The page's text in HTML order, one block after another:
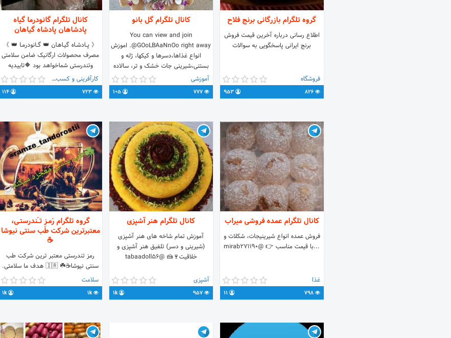
گروه تلگرام بازرگانی برنج فلاح
اطلاع رسانی درباره آخرین قیمت فروش
برنج ایرانی پاسخگویی به سوالات
فروشگاه
826
953
کانال تلگرام گل بانو
You can view and join
@GOoLBAaNnOo right away. اموزش
انواع غذاها،دسرها و کیکها، ژله و
بستنی،شیرینی جات خشک و تر، سالاده
همراه با تزئینات و اموزش انواع ترفندهای
اشپزی
آموزشی
777
105
کانال تلگرام گانودرما گیاه
پادشاهان پادشاه گیاهان
《 پـــادشــاه گیــاهـان 👑 گـــانودرمــا‌‌ 👑 》
مصرف محصولات ارگانیک ضامن سلامتی
وتندرستی شماخواهد بود 🔶️تاییدیه
سازمان غذا و دارو کشور 🔷تاییدیه
انجمن پسوریازیس 🔶تاییدیه انجمن
دیابت کشور جهت سفارش به کانال
کارآفرینی و کسب و کار
723
114
کانال تلگرام عمده فروشی میراب
فروش عمده انواع شیرینیجات، شکلات و
...با قیمت مناسب 👉 @mirab271190
غذا
798
کانال تلگرام هنر آشپزی
آموزش تمام شاخه های هنر آشپزی
(شیرینی و دسر) تلفیق هنر آشپزی و
خلاقیت🍷🍰 @tabaadoll56
آشپزی
957
1k
گروه تلگرام رَمـزِ تــَندرستـی،
معتبرترین شرکت طب سنتی نیوشا
☕
رمز تندرستی معتبر ترین شرکت طب
سنتی نیوشا☕☘️ 🇮🇷 هدف ما سلامتی.
زیبایی و اندام مناسب💪🏻😍 دارای مجوز
از سوی🔻 سازمان غذا ودارو🏆سازمان
ملی استاندار🏆قوه قضائیه کشور (بین
سلامت
1k
1k